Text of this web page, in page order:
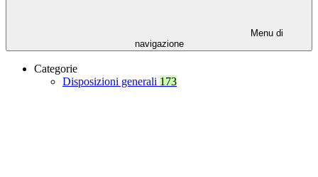
Menu di
navigazione
Categorie
Disposizioni generali 173